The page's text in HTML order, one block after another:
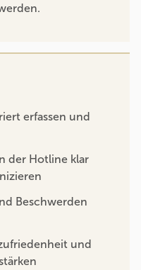
erfassen und
der Hotline klar
Beschwerden
und